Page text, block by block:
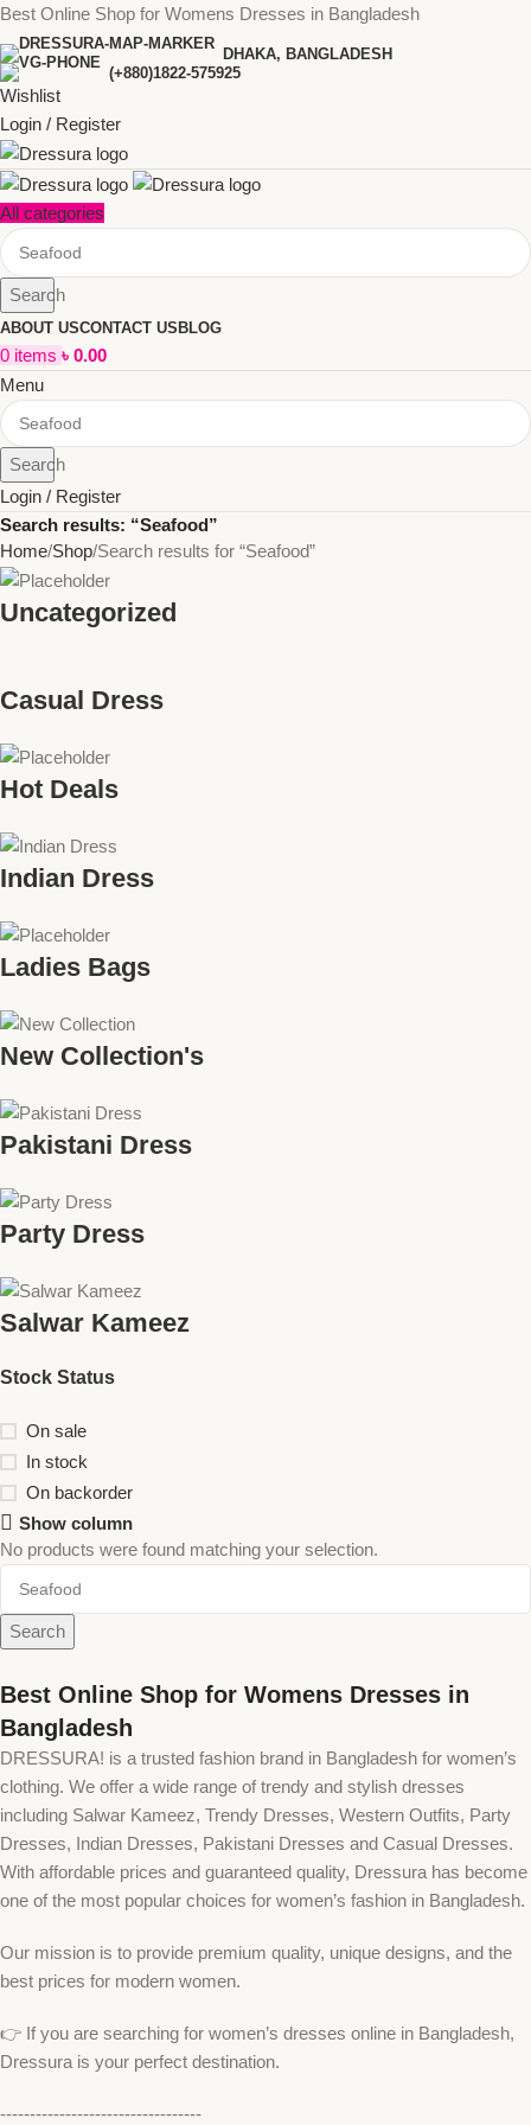
Best Online Shop for Womens Dresses in Bangladesh
DHAKA, BANGLADESH
(+880)1822-575925
Wishlist
Login / Register
All categories
Search
ABOUT USCONTACT US BLOG
0 items ৳ 0.00
Menu
Search
Login / Register
Search results: “Seafood”
Home Shop Search results for “Seafood”
Uncategorized
Casual Dress
Hot Deals
Indian Dress
Ladies Bags
New Collection's
Pakistani Dress
Party Dress
Salwar Kameez
Stock Status
On sale
In stock
On backorder
Show column
No products were found matching your selection.
Search
Best Online Shop for Womens Dresses in
Bangladesh
DRESSURA! is a trusted fashion brand in Bangladesh for women’s
clothing. We offer a wide range of trendy and stylish dresses
including Salwar Kameez, Trendy Dresses, Western Outfits, Party
Dresses, Indian Dresses, Pakistani Dresses and Casual Dresses.
With affordable prices and guaranteed quality, Dressura has become
one of the most popular choices for women’s fashion in Bangladesh.
Our mission is to provide premium quality, unique designs, and the
best prices for modern women.
👉 If you are searching for women’s dresses online in Bangladesh,
Dressura is your perfect destination.
----------------------------------